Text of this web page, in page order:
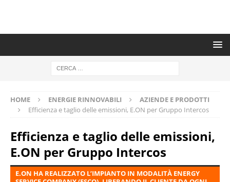
HOME ENERGIE RINNOVABILI
AZIENDE E PRODOTTI
Efficienza e taglio delle emissioni, E.ON per Gruppo Intercos
Efficienza e taglio delle emissioni,
E.ON per Gruppo Intercos
E.ON HA REALIZZATO L’IMPIANTO IN MODALITÀ ENERGY